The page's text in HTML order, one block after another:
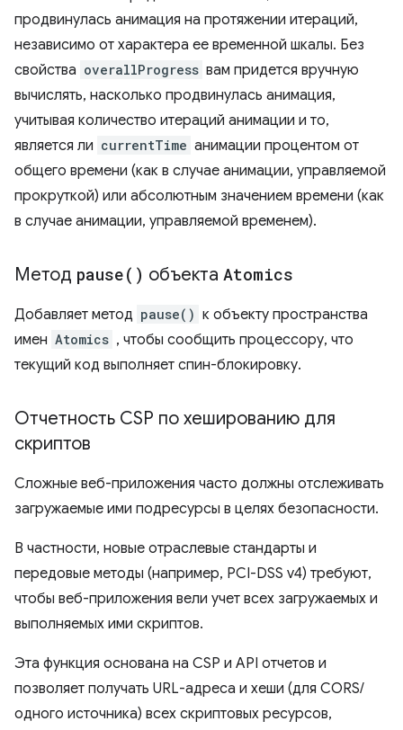
продвинулась анимация на протяжении итераций,
независимо от характера ее временной шкалы. Без
свойства overallProgress вам придется вручную
вычислять, насколько продвинулась анимация,
учитывая количество итераций анимации и то,
является ли currentTime анимации процентом от
общего времени (как в случае анимации, управляемой
прокруткой) или абсолютным значением времени (как
в случае анимации, управляемой временем).
Метод pause( ) объекта Atomics
Добавляет метод pause() к объекту пространства
имен Atomics , чтобы сообщить процессору, что
текущий код выполняет спин-блокировку.
Отчетность CSP по хешированию для
скриптов
Сложные веб-приложения часто должны отслеживать
загружаемые ими подресурсы в целях безопасности.
В частности, новые отраслевые стандарты и
передовые методы (например, PCI-DSS v4) требуют,
чтобы веб-приложения вели учет всех загружаемых и
выполняемых ими скриптов.
Эта функция основана на CSP и API отчетов и
позволяет получать URL-адреса и хеши (для CORS/
одного источника) всех скриптовых ресурсов,